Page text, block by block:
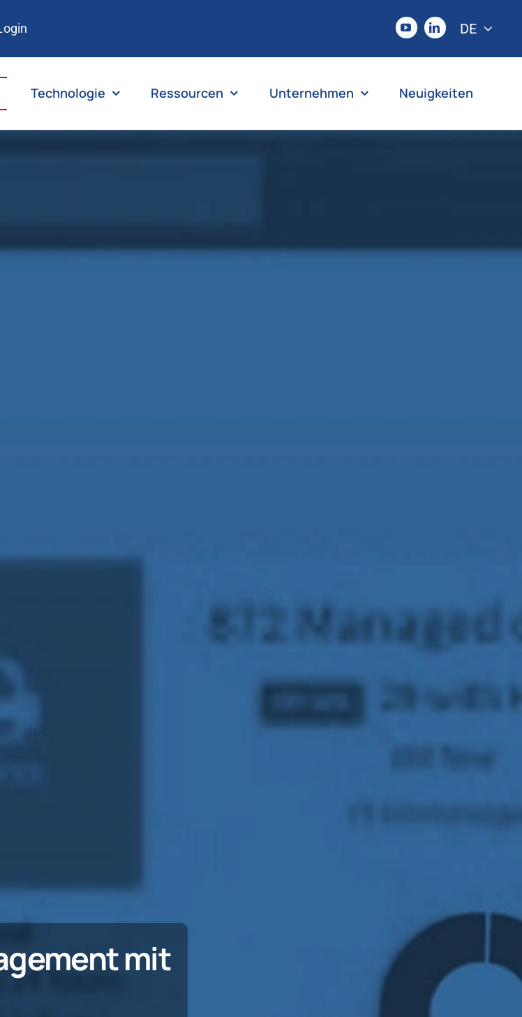
DE
Technologie Ressourcen Unternehmen Neuigkeiten
mit